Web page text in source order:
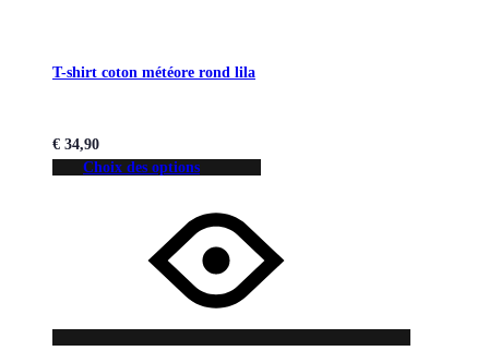
T-shirt coton météore rond lila
€ 34,90
Choix des options